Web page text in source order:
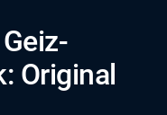
Original